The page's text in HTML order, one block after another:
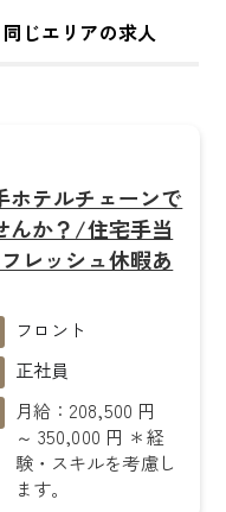
同じエリアの求人
ホテルチェーンで
んか？/住宅手当
レッシュ休暇あ
フロント
正社員
月給：208,500 円
～ 350,000 円 ＊経
験・スキルを考慮し
ます。